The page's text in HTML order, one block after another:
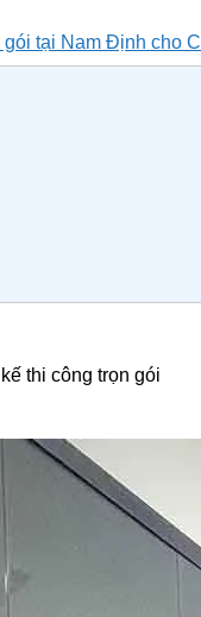
thi công trọn gói